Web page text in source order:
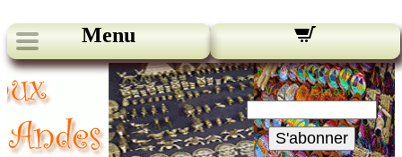
Menu
Nos bulletins:
Votre Email:
S'abonner